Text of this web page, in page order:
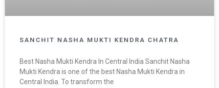
SANCHIT NASHA MUKTI KENDRA CHATRA
Best Nasha Mukti Kendra In Central India Sanchit Nasha
Mukti Kendra is one of the best Nasha Mukti Kendra in
Central India. To transform the